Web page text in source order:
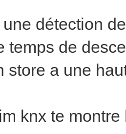
détection
temps de
store a une
knx te